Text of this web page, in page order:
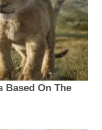
Based On The